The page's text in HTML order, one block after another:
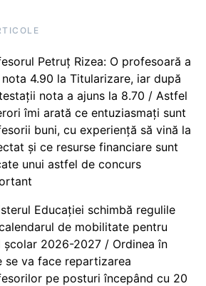
Petruț Rizea: O profesoară a
4.90 la Titularizare, iar după
nota a ajuns la 8.70 / Astfel
îmi arată ce entuziasmați sunt
buni, cu experiență să vină la
și ce resurse financiare sunt
unui astfel de concurs
Educației schimbă regulile
de mobilitate pentru
școlar 2026-2027 / Ordinea în
se va face repartizarea
pe posturi începând cu 20